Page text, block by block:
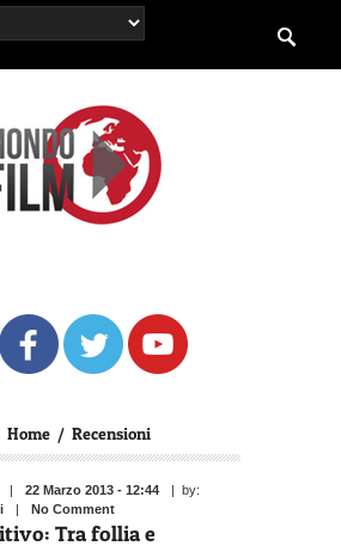
Home / Recensioni
| 22 Marzo 2013 - 12:44
| by:
| No Comment
Tra follia e